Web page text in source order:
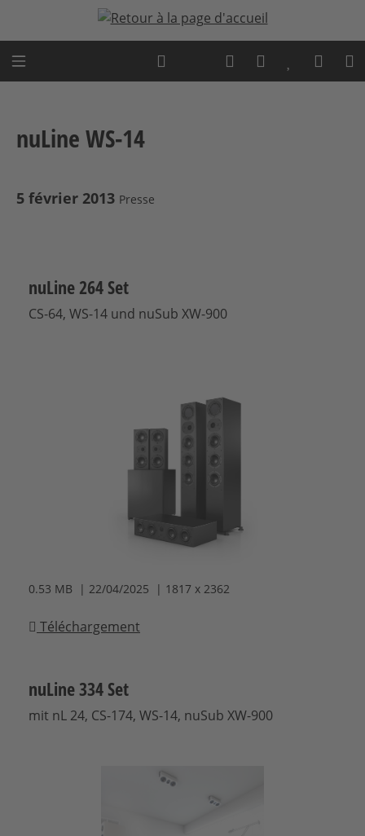
Passer au contenu principal
Expert advice
nuLine WS-14
5 février 2013 Presse
nuLine 264 Set
CS-64, WS-14 und nuSub XW-900
0.53 MB | 22/04/2025 | 1817 x 2362
Téléchargement
nuLine 334 Set
mit nL 24, CS-174, WS-14, nuSub XW-900